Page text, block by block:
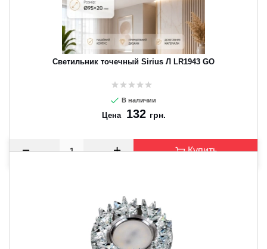
Светильник точечный Sirius Л LR1943 GO
В наличии
Цена 132 грн.
Купить